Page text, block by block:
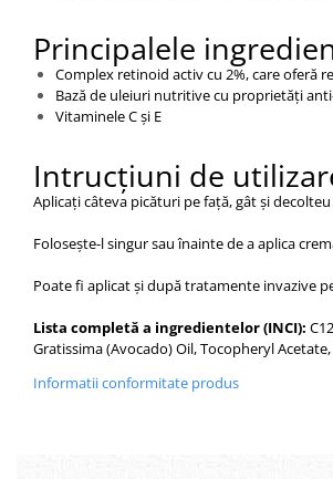
Principalele
Complex retinoid activ cu 2%, care oferă
Bază de uleiuri nutritive cu proprietăți
Vitaminele C și E
Intrucțiuni de
Aplicați câteva picături pe față, gât și
Folosește-l singur sau înainte de a aplica
Poate fi aplicat și după tratamente invazive
Lista completă a ingredientelor (INCI):
Gratissima (Avocado) Oil, Tocopheryl
Informatii conformitate produs